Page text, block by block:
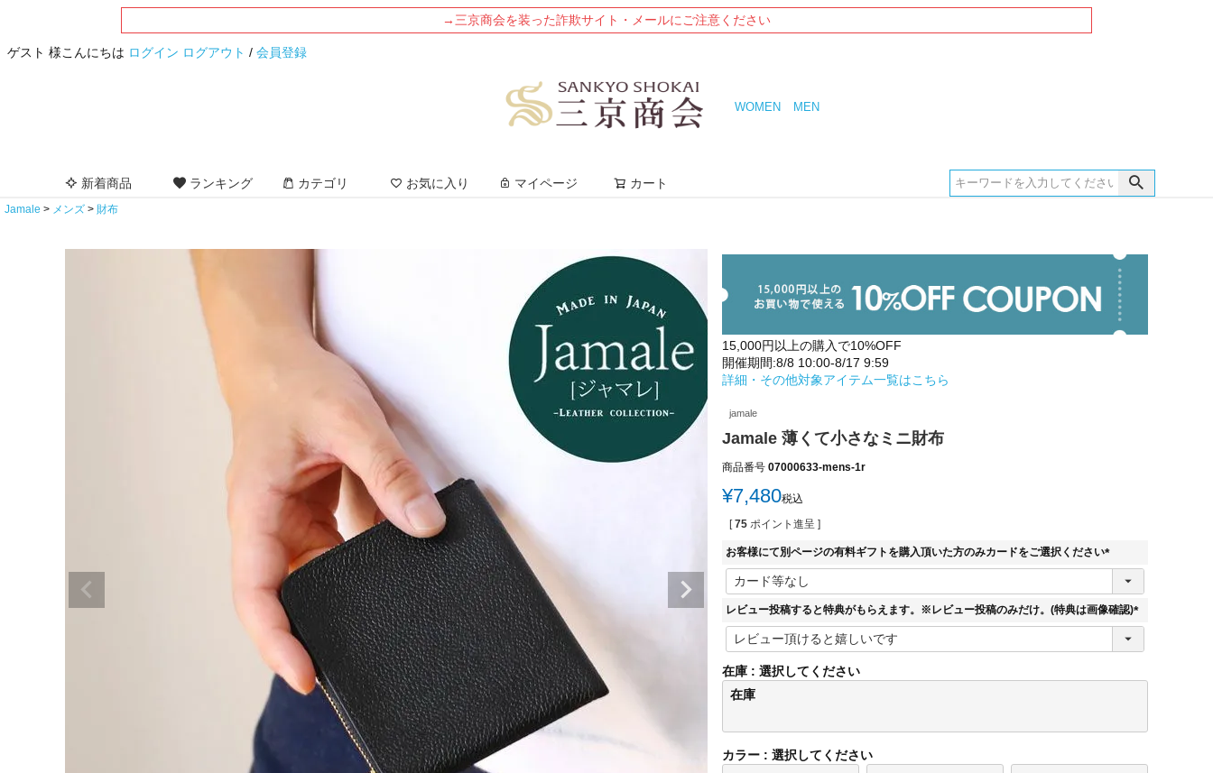
→三京商会を装った詐欺サイト・メールにご注意ください
ゲスト 様こんにちは ログイン ログアウト / 会員登録
WOMEN MEN
新着商品 ランキング カテゴリ お気に入り マイページ カート
Jamale メンズ 財布
15,000円以上の購入で10%OFF
開催期間:8/8 10:00-8/17 9:59
詳細・その他対象アイテム一覧はこちら
jamale
Jamale 薄くて小さなミニ財布
商品番号 07000633-mens-1r
¥7,480税込
[ 75 ポイント進呈 ]
お客様にて別ページの有料ギフトを購入頂いた方のみカードをご選択ください
(
須
レビュー投稿すると特典がもらえます。※レビュー投稿のみだけ。(特典は画像確認)
(
)
在庫
選択してください
在庫
カラー 選択してください